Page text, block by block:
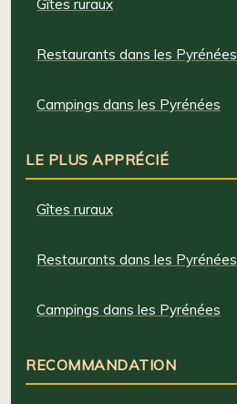
Gîtes ruraux
Restaurants dans les Pyrénées
Campings dans les Pyrénées
LE PLUS APPRÉCIÉ
Gîtes ruraux
Restaurants dans les Pyrénées
Campings dans les Pyrénées
RECOMMANDATION